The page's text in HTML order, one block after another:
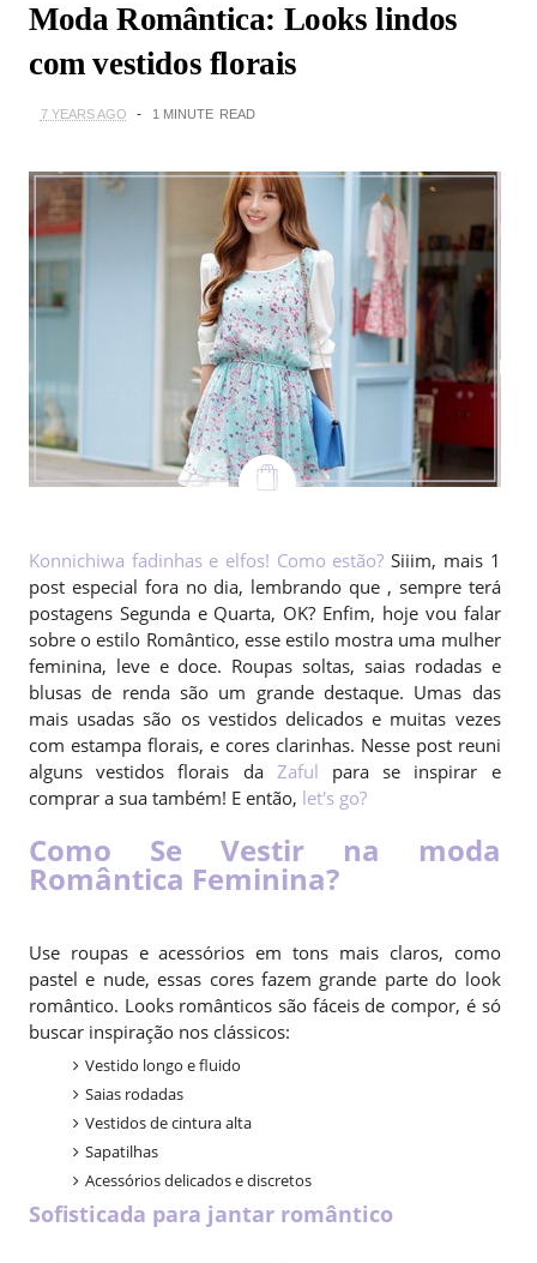
Moda Romântica: Looks lindos
com vestidos florais
7 YEARS AGO 1 MINUTE READ
Konnichiwa fadinhas e elfos! Como estão? Siiim, mais 1
post especial fora no dia, lembrando que , sempre terá
postagens Segunda e Quarta, OK? Enfim, hoje vou falar
sobre o estilo Romântico, esse estilo mostra uma mulher
feminina, leve e doce. Roupas soltas, saias rodadas e
blusas de renda são um grande destaque. Umas das
mais usadas são os vestidos delicados e muitas vezes
com estampa florais, e cores clarinhas. Nesse post reuni
alguns vestidos florais da Zaful para se inspirar e
comprar a sua também! E então, let's go?
Como Se Vestir na moda
Romântica Feminina?
Use roupas e acessórios em tons mais claros, como
pastel e nude, essas cores fazem grande parte do look
romântico. Looks românticos são fáceis de compor, é só
buscar inspiração nos clássicos:
Vestido longo e fluido
Saias rodadas
Vestidos de cintura alta
Sapatilhas
Acessórios delicados e discretos
Sofisticada para jantar romântico